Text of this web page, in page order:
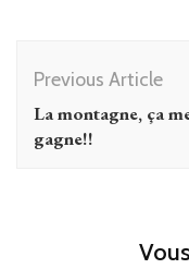
Navigation
Previous Article
La montagne, ça
gagne!!